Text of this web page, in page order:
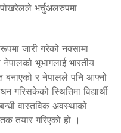
पोखरेलले भर्चुअलरुपमा
जारी गरेको नक्सामा
नेपालको भूभागलाई भारतीय
बनाएको र नेपालले पनि आफ्नो
गरिसकेको स्थितिमा विद्यार्थी
वास्तविक अवस्थाको
तयार गरिएको हो ।